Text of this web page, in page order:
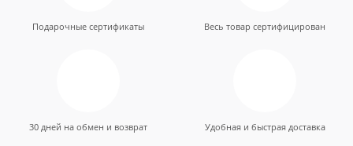
Подарочные сертификаты Весь товар сертифицирован
30 дней на обмен и возврат Удобная и быстрая доставка